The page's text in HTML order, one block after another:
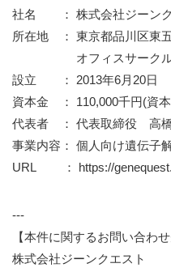
社名 ： 株式会社ジーンク
所在地 ： 東京都品川区東
オフィスサークルN
設立 ： 2013年6月20日
資本金 ： 110,000千円(資
代表者 ： 代表取締役 高
事業内容： 個人向け遺伝子
URL ： https://
---
【本件に関するお問い合わせ
株式会社ジーンクエスト